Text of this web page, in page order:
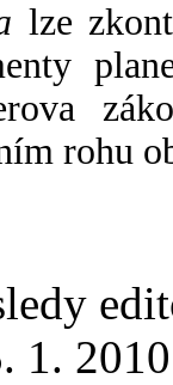
lze
rohu
1.